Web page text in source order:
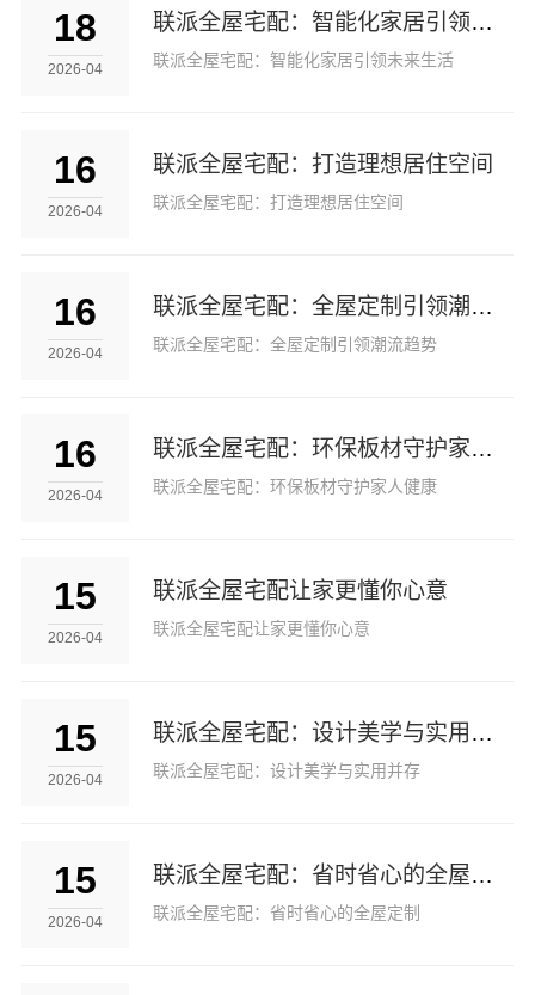
18
2026-04
联派全屋宅配：智能化家居引领未来生活
联派全屋宅配：智能化家居引领未来生活
16
2026-04
联派全屋宅配：打造理想居住空间
联派全屋宅配：打造理想居住空间
16
2026-04
联派全屋宅配：全屋定制引领潮流趋势
联派全屋宅配：全屋定制引领潮流趋势
16
2026-04
联派全屋宅配：环保板材守护家人健康
联派全屋宅配：环保板材守护家人健康
15
2026-04
联派全屋宅配让家更懂你心意
联派全屋宅配让家更懂你心意
15
2026-04
联派全屋宅配：设计美学与实用并存
联派全屋宅配：设计美学与实用并存
15
2026-04
联派全屋宅配：省时省心的全屋定制
联派全屋宅配：省时省心的全屋定制